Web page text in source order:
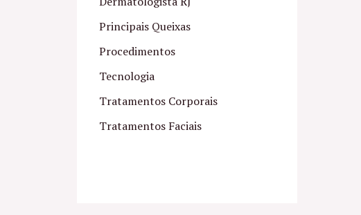
Principais Queixas
Procedimentos
Tecnologia
Tratamentos Corporais
Tratamentos Faciais